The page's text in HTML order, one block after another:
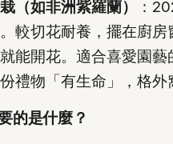
（如非洲紫羅蘭）
：
較切花耐養，擺在廚房
能開花。適合喜愛園藝
禮物「有生命」，格外
的是什麼？